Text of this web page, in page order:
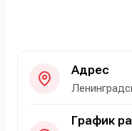
Адрес
График